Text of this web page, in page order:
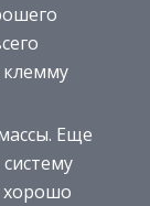
клемму
Еще
хорошо